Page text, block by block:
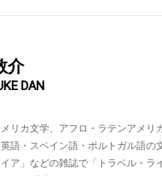
介
DAN
リカ文学、アフロ・ラテンアメ
語・スペイン語・ポルトガル語の
イア」などの雑誌で「トラベル・